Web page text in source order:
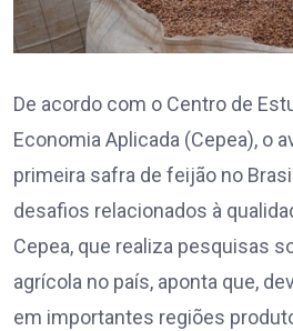
De acordo com o Centro de
Economia Aplicada (Cepea), o
primeira safra de feijão no
desafios relacionados à
Cepea, que realiza pesquisas
agrícola no país, aponta que,
em importantes regiões